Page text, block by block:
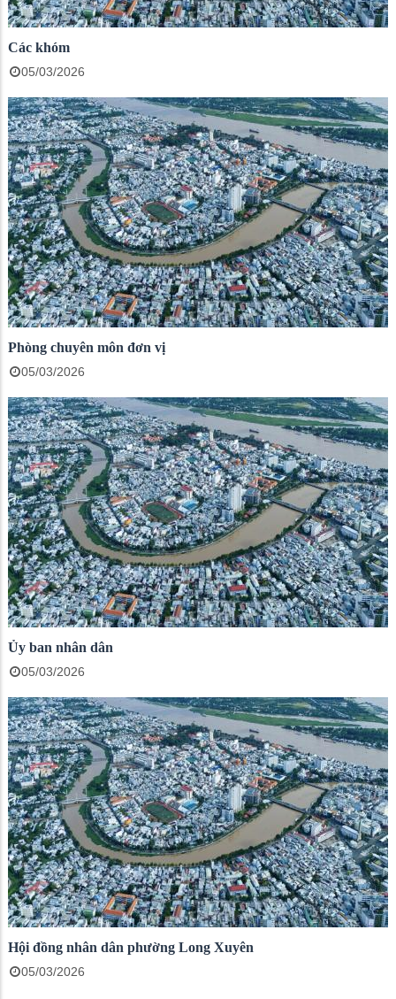
Các khóm
05/03/2026
Phòng chuyên môn đơn vị
05/03/2026
Ủy ban nhân dân
05/03/2026
Hội đồng nhân dân phường Long Xuyên
05/03/2026